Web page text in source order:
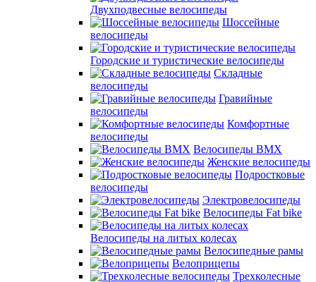
Двухподвесные велосипеды
Шоссейные
велосипеды
Городские и туристические велосипеды
Складные
велосипеды
Гравийные
велосипеды
Комфортные
велосипеды
Велосипеды BMX
Женские велосипеды
Подростковые
велосипеды
Электровелосипеды
Велосипеды Fat bike
Велосипеды на литых колесах
Велосипедные рамы
Велоприцепы
Трехколесные